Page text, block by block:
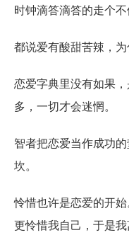
时钟滴答滴答的走个不
都说爱有酸甜苦辣，
恋爱字典里没有如果
多，一切才会迷惘。
智者把恋爱当作成功
坎。
怜惜也许是恋爱的开
更怜惜我自己，于是我